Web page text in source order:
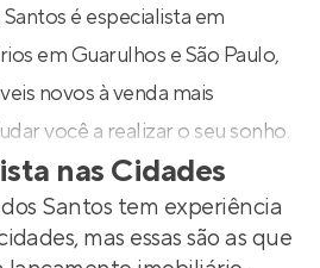
é especialista em
em Guarulhos e São Paulo,
novos à venda mais
você a realizar o seu sonho.
nas Cidades
Santos tem experiência
mas essas são as que